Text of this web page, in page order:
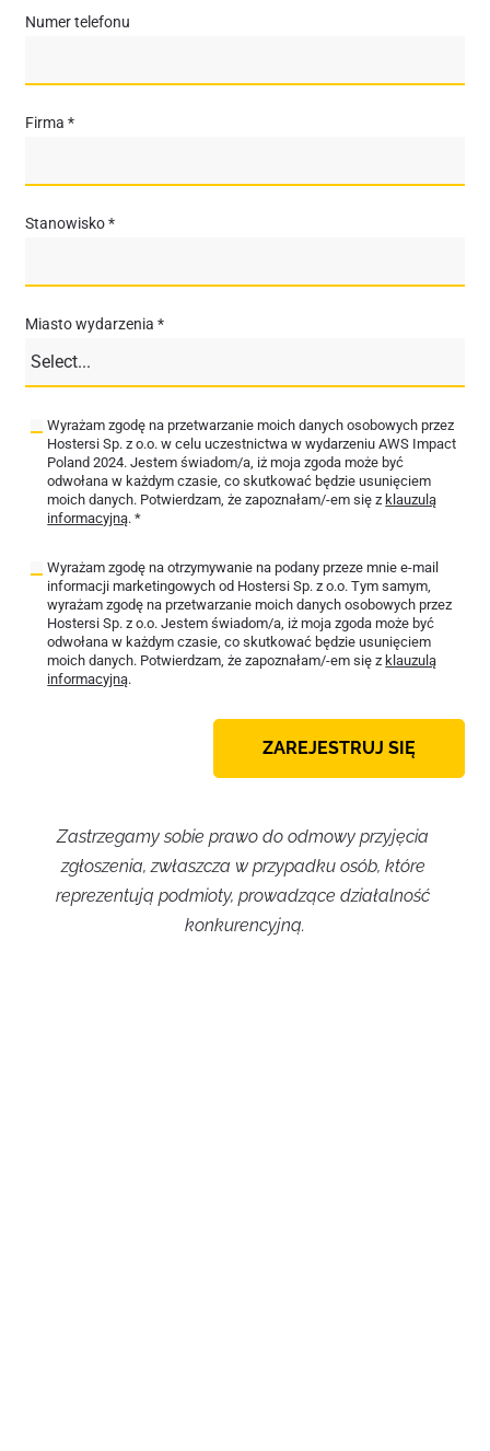
Numer telefonu
Firma *
Stanowisko *
Miasto wydarzenia *
Wyrażam zgodę na przetwarzanie moich danych osobowych przez
Hostersi Sp. z o.o. w celu uczestnictwa w wydarzeniu AWS Impact
Poland 2024. Jestem świadom/a, iż moja zgoda może być
odwołana w każdym czasie, co skutkować będzie usunięciem
moich danych. Potwierdzam, że zapoznałam/-em się z klauzulą
informacyjną. *
Wyrażam zgodę na otrzymywanie na podany przeze mnie e-mail
informacji marketingowych od Hostersi Sp. z o.o. Tym samym,
wyrażam zgodę na przetwarzanie moich danych osobowych przez
Hostersi Sp. z o.o. Jestem świadom/a, iż moja zgoda może być
odwołana w każdym czasie, co skutkować będzie usunięciem
moich danych. Potwierdzam, że zapoznałam/-em się z klauzulą
informacyjną.
ZAREJESTRUJ SIĘ
Zastrzegamy sobie prawo do odmowy przyjęcia
zgłoszenia, zwłaszcza w przypadku osób, które
reprezentują podmioty, prowadzące działalność
konkurencyjną.